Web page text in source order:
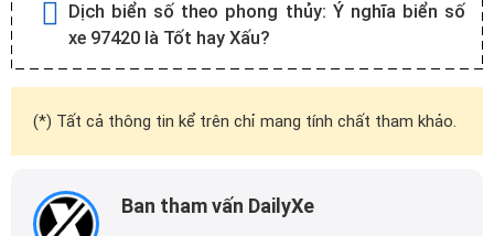
Dịch biển số theo phong thủy: Ý nghĩa biển số
xe 97420 là Tốt hay Xấu?
(*) Tất cả thông tin kể trên chỉ mang tính chất tham khảo.
Ban tham vấn DailyXe